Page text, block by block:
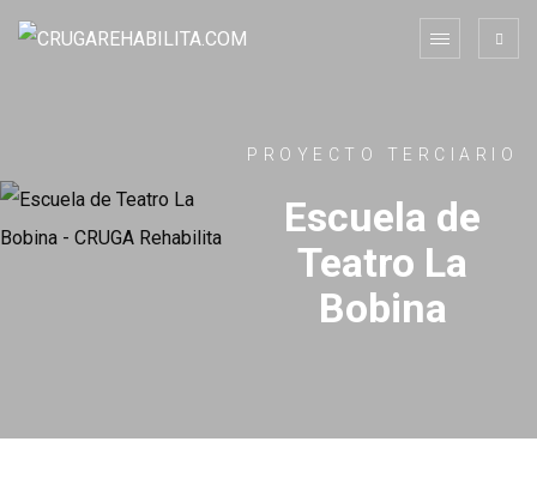
PROYECTO TERCIARIO
Escuela de
Teatro La
Bobina